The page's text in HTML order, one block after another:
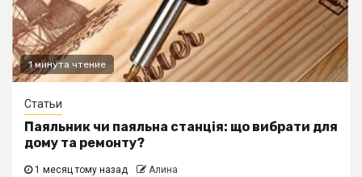
1 минута чтение
Статьи
Паяльник чи паяльна станція: що вибрати для
дому та ремонту?
1 месяц тому назад Алина